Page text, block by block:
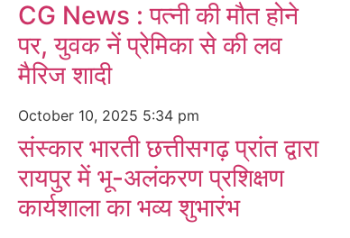
CG News : पत्नी की मौत होने
पर, युवक नें प्रेमिका से की लव
मैरिज शादी
October 10, 2025 5:34 pm
संस्कार भारती छत्तीसगढ़ प्रांत द्वारा
रायपुर में भू-अलंकरण प्रशिक्षण
कार्यशाला का भव्य शुभारंभ